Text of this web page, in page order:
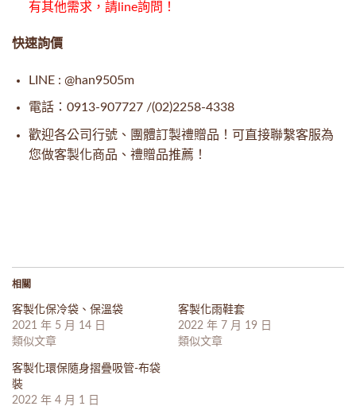
有其他需求，請line詢問！
快速詢價
LINE : @han9505m
電話：0913-907727 /(02)2258-4338
歡迎各公司行號、團體訂製禮贈品！可直接聯繫客服為
您做客製化商品、禮贈品推薦！
相關
客製化保冷袋、保溫袋
2021 年 5 月 14 日
類似文章
客製化雨鞋套
2022 年 7 月 19 日
類似文章
客製化環保隨身摺疊吸管-布袋
裝
2022 年 4 月 1 日